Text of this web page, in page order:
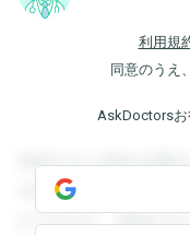
利用規
同意のうえ
AskDoctorsお
登録すると回答を閲
を閲覧することがで
ができます。登録す